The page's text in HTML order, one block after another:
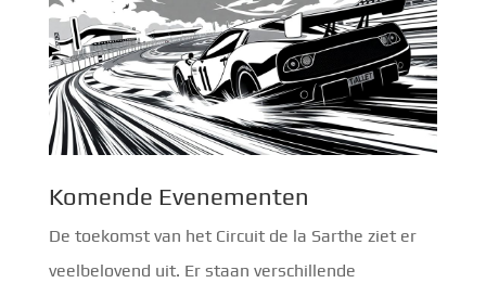
Komende Evenementen
De toekomst van het Circuit de la Sarthe ziet er
veelbelovend uit. Er staan verschillende